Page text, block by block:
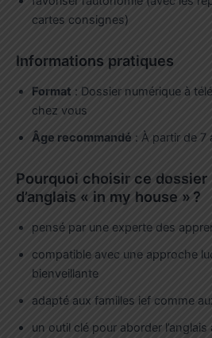
cartes consignes)
Informations pratiques
Format : Dossier numérique à
chez vous
Âge recommandé : À partir de 7
Pourquoi choisir ce dossier
d’anglais « in my house » ?
pensé par une experte des
compatible avec une approche
bienveillante
adapté aux familles ief comme
un outil clé pour aborder